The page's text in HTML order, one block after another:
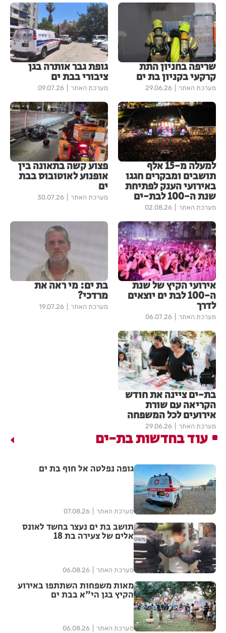
שריפה בחניון התת
קרקעי בקניון בת ים
מערכת האתר 29.06.26
גופת גבר אותרה בגן
ציבורי בבת ים
מערכת האתר 09.07.26
למעלה מ-15 אלף
תושבים ומבקרים חגגו
באירועי הענק לפתיחת
שנת ה-100 לבת-ים
מערכת האתר 02.08.26
פצוע קשה בתאונה בין
אופנוע לאוטובוס בבת
ים
מערכת האתר 30.07.26
אירועי הקיץ של שנת
ה-100 לבת ים יוצאים
לדרך
מערכת האתר 06.07.26
בת ים: מי ראה את
מרדכי?
מערכת האתר 19.07.26
בת-ים ציינה את חודש
הקריאה עם שורת
אירועים לכל המשפחה
מערכת האתר 29.06.26
עוד בחדשות בת-ים
גופה נפלטה אל חוף בת ים
מערכת האתר 07.08.26
תושב בת ים נעצר בחשד לאונס
אלים של צעירה בת 18
מערכת האתר 06.08.26
מאות משפחות השתתפו באירוע
הקיץ בגן הי"א בבת ים
מערכת האתר 06.08.26